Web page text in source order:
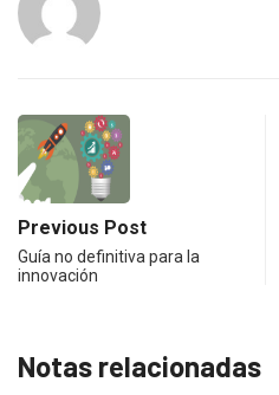
Previous Post
Guía no definitiva para la
innovación
Notas relacionadas